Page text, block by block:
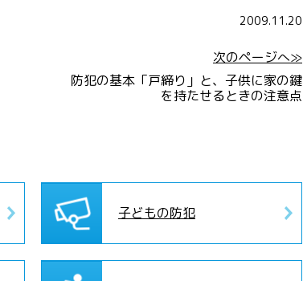
2009.11.20
次のページへ≫
防犯の基本「戸締り」と、子供に家の鍵
を持たせるときの注意点
子どもの防犯